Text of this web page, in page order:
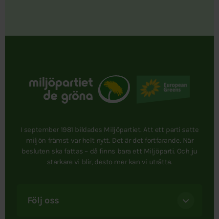
I september 1981 bildades Miljöpartiet. Att ett parti satte
miljön främst var helt nytt. Det är det fortfarande. När
besluten ska fattas – då finns bara ett Miljöparti. Och ju
starkare vi blir, desto mer kan vi uträtta.
Följ oss